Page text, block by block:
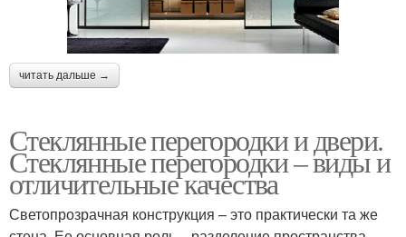
читать дальше →
Стеклянные перегородки и двери.
Стеклянные перегородки – виды и
отличительные качества
Светопрозрачная конструкция – это практически та же